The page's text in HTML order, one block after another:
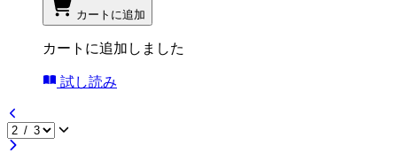
カートに追加
カートに追加しました
試し読み